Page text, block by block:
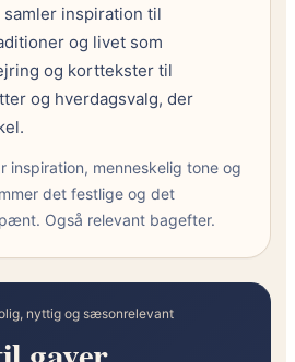
inspiration til
og livet som
og korttekster til
og hverdagsvalg, der
inspiration, menneskelig tone og
det festlige og det
Også relevant bagefter.
nyttig og sæsonrelevant